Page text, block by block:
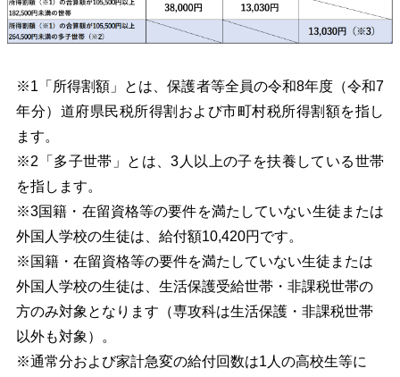
※1「所得割額」とは、保護者等全員の令和8年度（令和7
年分）道府県民税所得割および市町村税所得割額を指し
ます。
※2「多子世帯」とは、3人以上の子を扶養している世帯
を指します。
※3国籍・在留資格等の要件を満たしていない生徒または
外国人学校の生徒は、給付額10,420円です。
※国籍・在留資格等の要件を満たしていない生徒または
外国人学校の生徒は、生活保護受給世帯・非課税世帯の
方のみ対象となります（専攻科は生活保護・非課税世帯
以外も対象）。
※通常分および家計急変の給付回数は1⼈の⾼校⽣等に